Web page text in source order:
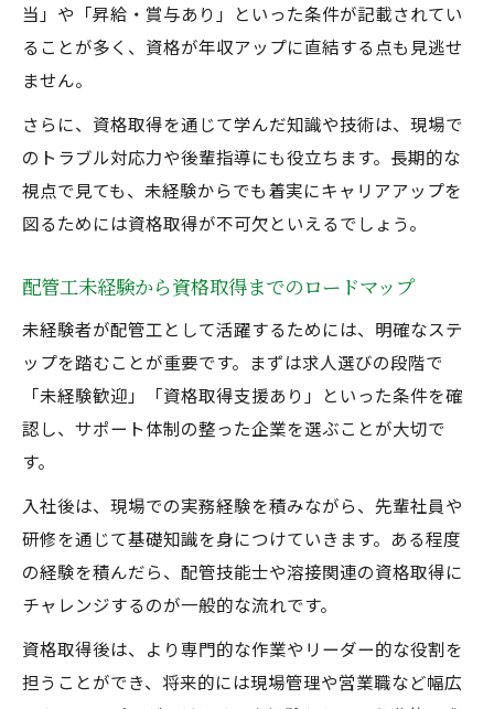
当」や「昇給・賞与あり」といった条件が記載されてい
ることが多く、資格が年収アップに直結する点も見逃せ
ません。
さらに、資格取得を通じて学んだ知識や技術は、現場で
のトラブル対応力や後輩指導にも役立ちます。長期的な
視点で見ても、未経験からでも着実にキャリアアップを
図るためには資格取得が不可欠といえるでしょう。
配管工未経験から資格取得までのロードマップ
未経験者が配管工として活躍するためには、明確なステ
ップを踏むことが重要です。まずは求人選びの段階で
「未経験歓迎」「資格取得支援あり」といった条件を確
認し、サポート体制の整った企業を選ぶことが大切で
す。
入社後は、現場での実務経験を積みながら、先輩社員や
研修を通じて基礎知識を身につけていきます。ある程度
の経験を積んだら、配管技能士や溶接関連の資格取得に
チャレンジするのが一般的な流れです。
資格取得後は、より専門的な作業やリーダー的な役割を
担うことができ、将来的には現場管理や営業職など幅広